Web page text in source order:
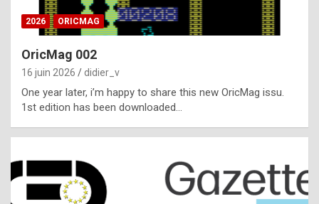
ff
i
l
t
t
s
2026 ORICMAG
OricMag 002
16 juin 2026 didier_v
One year later, i’m happy to share this new OricMag issu.
1st edition has been downloaded…